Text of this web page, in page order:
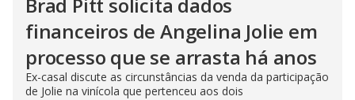
Brad Pitt solicita dados
financeiros de Angelina Jolie em
processo que se arrasta há anos
Ex-casal discute as circunstâncias da venda da participação
de Jolie na vinícola que pertenceu aos dois